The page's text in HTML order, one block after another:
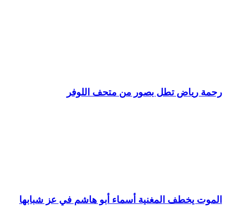
رحمة رياض تطل بصور من متحف اللوفر
الموت يخطف المغنية أسماء أبو هاشم في عز شبابها